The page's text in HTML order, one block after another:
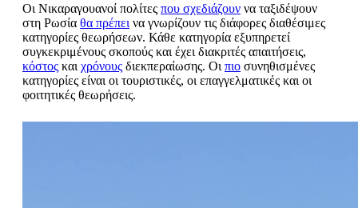
Οι Νικαραγουανοί πολίτες που σχεδιάζουν να ταξιδέψουν
στη Ρωσία θα πρέπει να γνωρίζουν τις διάφορες διαθέσιμες
κατηγορίες θεωρήσεων. Κάθε κατηγορία εξυπηρετεί
συγκεκριμένους σκοπούς και έχει διακριτές απαιτήσεις,
κόστος και χρόνους διεκπεραίωσης. Οι πιο συνηθισμένες
κατηγορίες είναι οι τουριστικές, οι επαγγελματικές και οι
φοιτητικές θεωρήσεις.